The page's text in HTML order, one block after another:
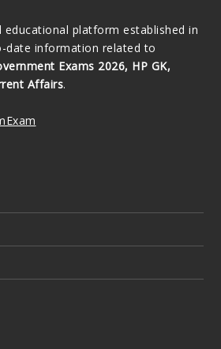
educational platform established in
date information related to
Exams 2026, HP GK,
Affairs.